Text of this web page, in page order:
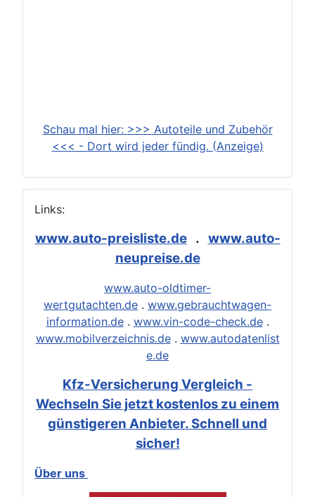
Schau mal hier: >>> Autoteile und Zubehör
<<< - Dort wird jeder fündig. (Anzeige)
Links:
www.auto-preisliste.de. www.auto-
neupreise.de
www.auto-oldtimer-
wertgutachten.de . www.gebrauchtwagen-
information.de. www.vin-code-check.de.
www.mobilverzeichnis.de. www.autodatenlist
e.de
Kfz-Versicherung Vergleich -
Wechseln Sie jetzt kostenlos zu einem
günstigeren Anbieter. Schnell und
sicher!
Über uns